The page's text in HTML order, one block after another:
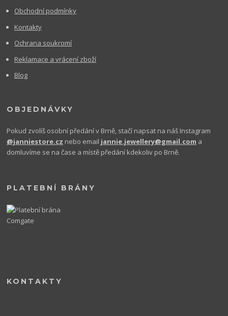
Obchodní podmínky
Kontakty
Ochrana soukromí
Reklamace a vrácení zboží
Blog
OBJEDNÁVKY
Pokud zvolíš osobní předání v Brně, stačí napsat na náš Instagram
@janniestore.cz nebo email jannie.jewellery@gmail.com a
domluvíme se na čase a místě předání kdekoliv po Brně.
PLATEBNÍ BRÁNY
KONTAKTY